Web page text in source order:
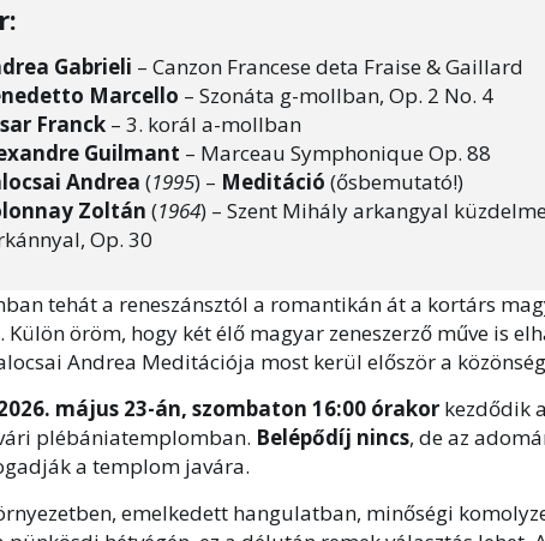
Gabrieli – Canzon Francese deta Fraise & Gaillard
Marcello – Szonáta g-mollban, Op. 2 No. 4
Franck – 3. korál a-mollban
Guilmant – Marceau Symphonique Op. 88
Andrea (1995) – Meditáció (ősbemutató!)
Zoltán (1964) – Szent Mihály arkangyal
Op. 30
tehát a reneszánsztól a romantikán át a kortárs
Külön öröm, hogy két élő magyar zeneszerző műve is
Andrea Meditációja most kerül először a
május 23-án, szombaton 16:00 órakor kezdődik a
plébániatemplomban. Belépődíj nincs, de az
a templom javára.
emelkedett hangulatban, minőségi